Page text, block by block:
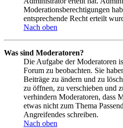
Moderationsberechtigungen
entsprechende Recht erteilt
Nach oben
Was sind Moderatoren?
Die Aufgabe der Moderatoren
Forum zu beobachten. Sie
Beiträge zu ändern und zu
zu öffnen, zu verschieben und
verhindern Moderatoren, dass
etwas nicht zum Thema
Angreifendes schreiben.
Nach oben